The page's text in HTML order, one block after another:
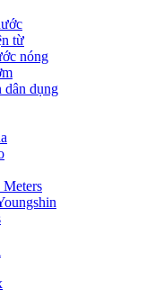
từ
nóng
dân dụng